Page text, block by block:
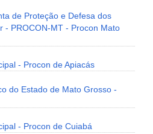
de Proteção e Defesa dos
- PROCON-MT - Procon Mato
- Procon de Apiacás
do Estado de Mato Grosso -
- Procon de Cuiabá